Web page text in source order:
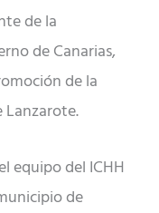
de la
de Canarias,
de la
Lanzarote.
equipo del ICHH
de